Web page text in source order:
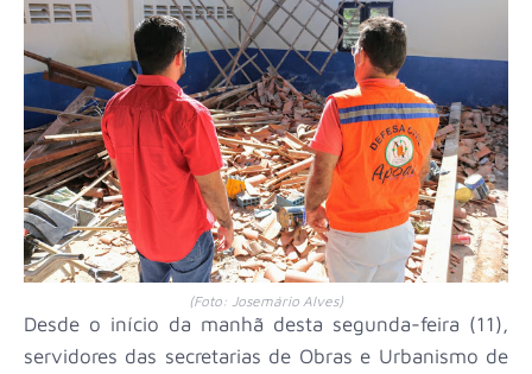
(Foto: Josemário Alves)
Desde o início da manhã desta segunda-feira (11),
servidores das secretarias de Obras e Urbanismo de